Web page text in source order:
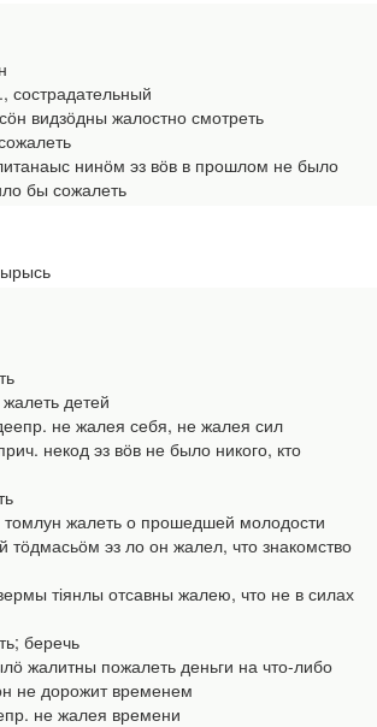
сострадательный
видзӧдны жалостно смотреть
нинӧм эз вӧв в прошлом не было
бы сожалеть
детей
не жалея себя, не жалея сил
некод эз вӧв не было никого, кто
жалеть о прошедшей молодости
тӧдмасьӧм эз ло он жалел, что знакомство
тіянлы отсавны жалею, что не в силах
беречь
жалитны пожалеть деньги на что-либо
не дорожит временем
не жалея времени